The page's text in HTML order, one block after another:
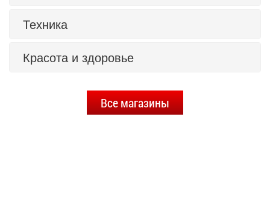
Техника
Красота и здоровье
Все магазины